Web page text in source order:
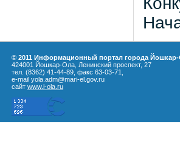
© 2011 Информационный портал города
424001 Йошкар-Ола, Ленинский проспект, 27
тел. (8362) 41-44-89, факс 63-03-71,
e-mail yola.adm@mari-el.gov.ru
сайт www.i-ola.ru